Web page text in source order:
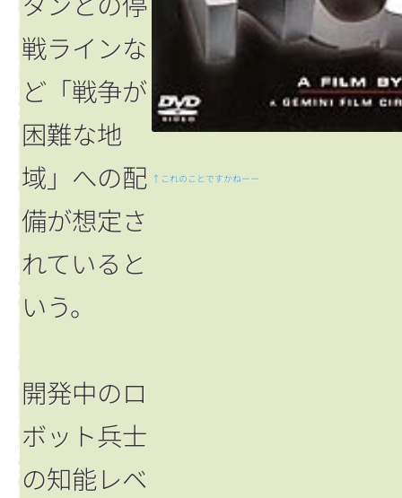
戦ラインな
ど「戦争が
困難な地
域」への配
備が想定さ
れていると
いう。
開発中のロ
ボット兵士
の知能レベ
↑これのことですかねーー